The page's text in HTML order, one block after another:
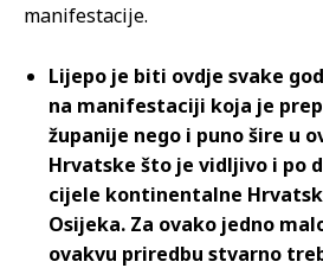
manifestacije.
Lijepo je biti ovdje svake
na manifestaciji koja je
županije nego i puno šire u
Hrvatske što je vidljivo i po
cijele kontinentalne
Osijeka. Za ovako jedno
ovakvu priredbu stvarno